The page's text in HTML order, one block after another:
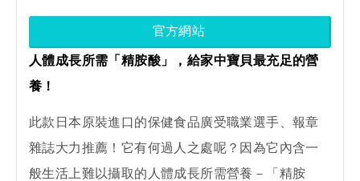
官方網站
人體成長所需「精胺酸」，給家中寶貝最充足的營
養！
此款日本原裝進口的保健食品廣受職業選手、報章
雜誌大力推薦！它有何過人之處呢？因為它內含一
般生活上難以攝取的人體成長所需營養－「精胺